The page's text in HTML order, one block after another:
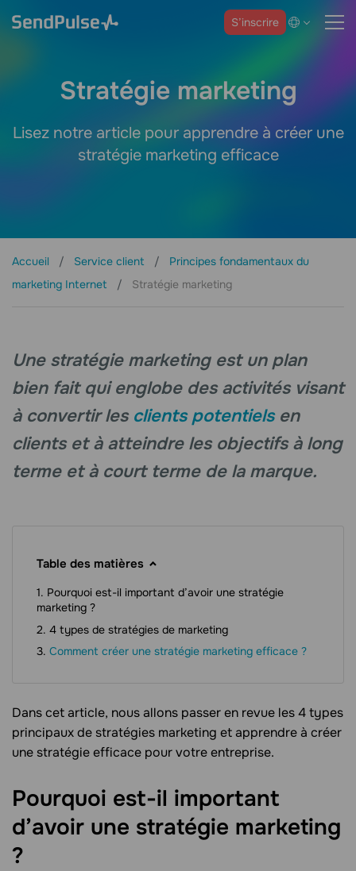
S’inscrire
Stratégie marketing
Lisez notre article pour apprendre à créer une
stratégie marketing efficace
Accueil Service client
Principes fondamentaux du
marketing Internet
Stratégie marketing
Une stratégie marketing est un plan
bien fait qui englobe des activités visant
à convertir les clients potentielsen
clients et à atteindre les objectifs à long
terme et à court terme de la marque.
Table des matières
Pourquoi est-il important d’avoir une stratégie
marketing ?
4 types de stratégies de marketing
Comment créer une stratégie marketing efficace ?
Dans cet article, nous allons passer en revue les 4 types
principaux de stratégies marketing et apprendre à créer
une stratégie efficace pour votre entreprise.
Pourquoi est-il important
d’avoir une stratégie marketing
?